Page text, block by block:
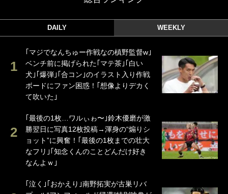
DAILY WEEKLY
｢マジでなんちゅー作戦なの槙野監督w｣
ベンチ前に掲げられた｢マテ茶｣｢白い
犬｣｢爆弾｣｢合コン｣のイラスト入り作戦
ボードにファン困惑！｢想像よりデカく
て吹いた｣
｢最後の1枚…ワルぃゎ〜｣鈴木優磨が激
勝翌日に写真12枚投稿→渾身の“煽りシ
ョット”に興奮！｢最後の1枚までの壮大
なフリ｣｢知念くんのことどんだけ好き
なんよｗ｣
｢泣く｣｢おかえり｣南野拓実が古巣リバ